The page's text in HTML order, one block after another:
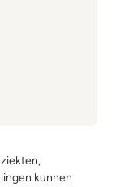
kunnen